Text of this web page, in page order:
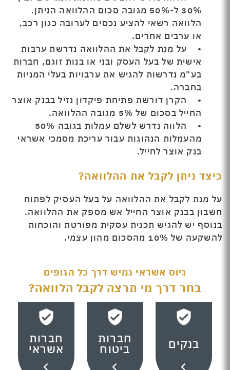
30% ל-50% מגובה סכום ההלוואה הניתן.
הלוואה רשאי להציע נכסים לערובה כגון רכב,
או ערבים אחרים.
• על מנת לקבל את ההלוואה נדרשת ערבות
אישית של בעל העסק ובני או בנות זוגם, חברות
בע"מ נדרשות להגיש את ערבויות בעלי המניות
בחברה.
• הקרן דורשת פתיחת פיקדון נזיל בבנק אוצר
החייל בסכום של 5% מגובה ההלוואה.
• הלווה נדרש לשלם עמלות בגובה 50%
מהעמלות הנהוגות עבור עריכת מסמכי אשראי
בנק אוצר לחייל.
כיצד ניתן לקבל את ההלוואה?
על מנת לקבל את ההלוואה על בעל העסיק לפתוח
חשבון בבנק אוצר החייל אש מספק את ההלוואה.
בנוסף יש להגיש תכנית עסקית מפורטת והוכחות
להשקעה של 10% מהסכום מהון עצמי.
גיוס אשראי גמיש דרך כל הגופים
בחר דרך מי תרצה לקבל הלוואה?
בנקים חברות
ביטוח
חברות
אשראי